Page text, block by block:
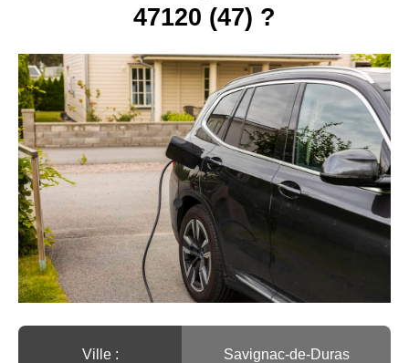
47120 (47) ?
Ville :️ Savignac-de-Duras